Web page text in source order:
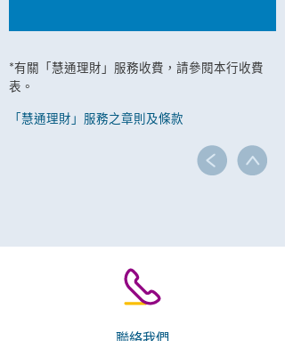
*有關「慧通理財」服務收費，請參閱本行收費
表。
「慧通理財」服務之章則及條款